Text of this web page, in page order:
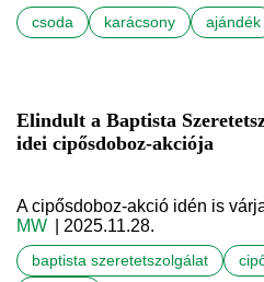
csoda karácsony ajándék
Elindult a Baptista
idei cipősdoboz-akciója
A cipősdoboz-akció idén is
MW
| 2025.11.28.
baptista szeretetszolgálat